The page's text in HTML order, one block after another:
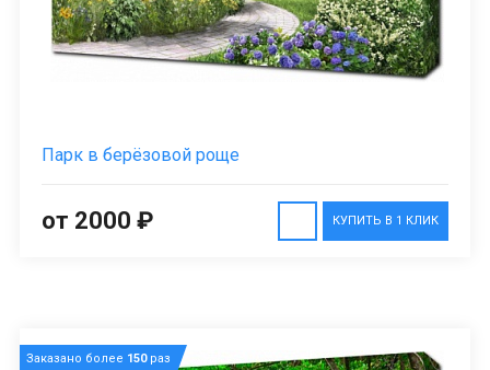
Парк в берёзовой роще
КУПИТЬ В 1 КЛИК
от 2000 ₽
Заказано более 150раз